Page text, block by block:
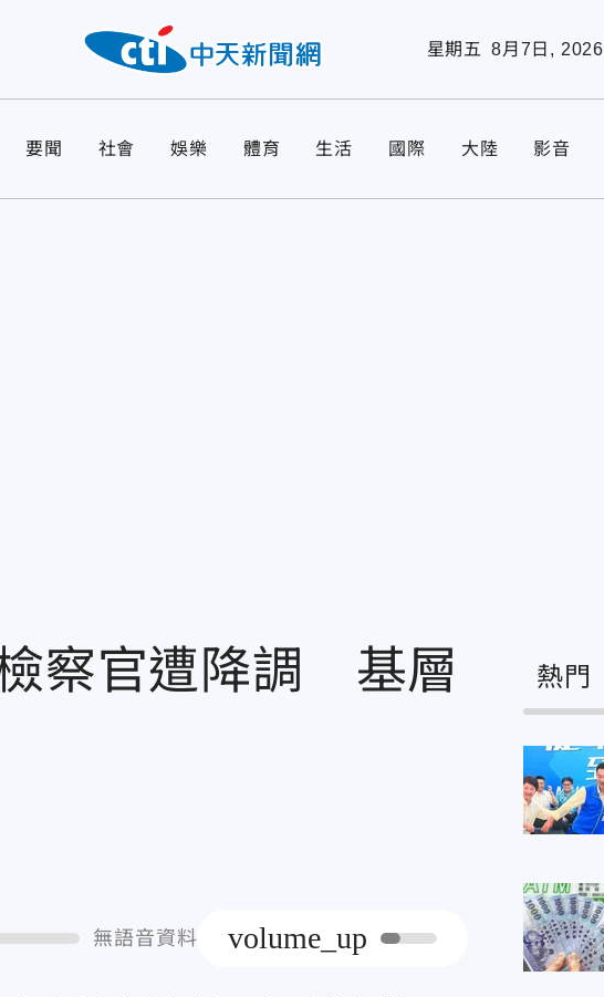
星期五 8月7日, 2026
要聞 社會 娛樂 體育 生活 國際 大陸 影音
察官遭降調 基層
無語音資料 volume_up
熱門